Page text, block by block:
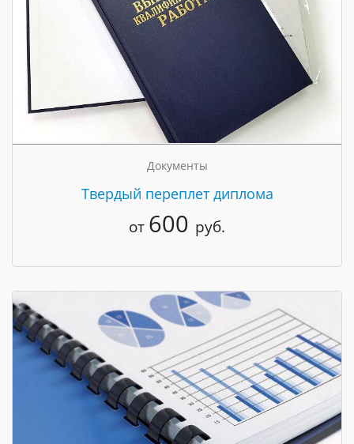
Документы
Твердый переплет диплома
от 600 руб.